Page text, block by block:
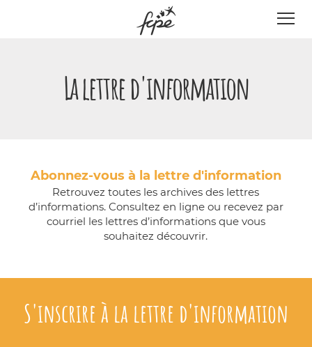
La lettre d'information
Abonnez-vous à la lettre d'information
Retrouvez toutes les archives des lettres
d’informations. Consultez en ligne ou recevez par
courriel les lettres d’informations que vous
souhaitez découvrir.
S'inscrire à la lettre d'information